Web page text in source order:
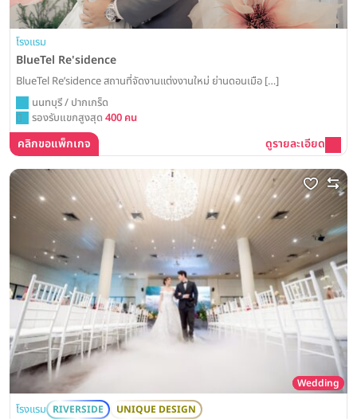
โรงแรม
BlueTel Re'sidence
BlueTel Re’sidence สถานที่จัดงานแต่งงานใหม่ ย่านดอนเมือ […]
นนทบุรี / ปากเกร็ด
รองรับแขกสูงสุด 400 คน
คลิกขอแพ็กเกจ ดูรายละเอียด
Wedding
โรงแรม RIVERSIDE UNIQUE DESIGN